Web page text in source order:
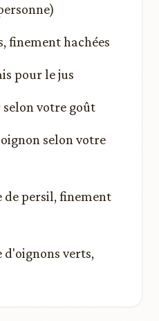
finement hachées
pour le jus
selon votre goût
selon votre
de persil, finement
d'oignons verts,